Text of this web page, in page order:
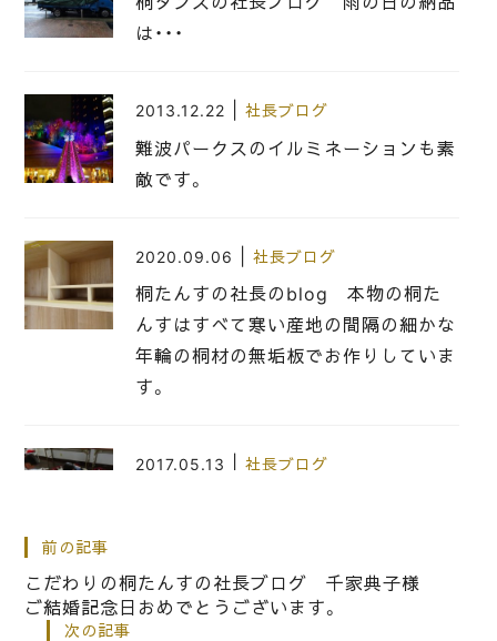
は・・・
2013.12.22 社長ブログ
難波パークスのイルミネーションも素
敵です。
2020.09.06 社長ブログ
桐たんすの社長のblog 本物の桐た
んすはすべて寒い産地の間隔の細かな
年輪の桐材の無垢板でお作りしていま
す。
2017.05.13 社長ブログ
前の記事
こだわりの桐たんすの社長ブログ 千家典子様
ご結婚記念日おめでとうございます。
次の記事